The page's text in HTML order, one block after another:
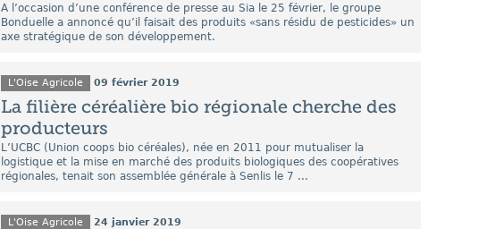
A l’occasion d’une conférence de presse au Sia le 25 février, le groupe
Bonduelle a annoncé qu’il faisait des produits «sans résidu de pesticides» un
axe stratégique de son développement.
L'Oise Agricole 09 février 2019
La filière céréalière bio régionale cherche des
producteurs
L’UCBC (Union coops bio céréales), née en 2011 pour mutualiser la
logistique et la mise en marché des produits biologiques des coopératives
régionales, tenait son assemblée générale à Senlis le 7 ...
L'Oise Agricole 24 janvier 2019